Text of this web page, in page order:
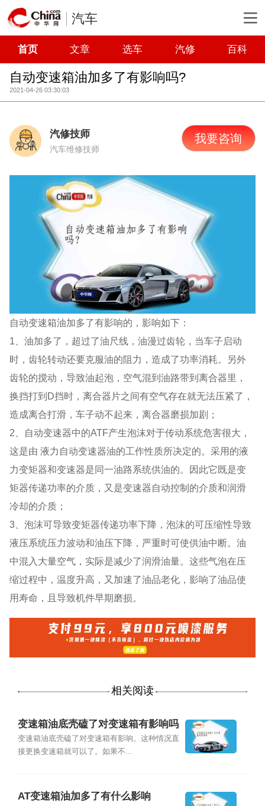
汽车
首页 文章 选车 汽修 百科
自动变速箱油加多了有影响吗?
2021-04-26 03:30:03
汽修技师
汽车维修技师
我要咨询
自动变速箱油加多了有影响的，影响如下：
1、油加多了，超过了油尺线，油漫过齿轮，当车子启动
时，齿轮转动还要克服油的阻力，造成了功率消耗。另外
齿轮的搅动，导致油起泡，空气混到油路带到离合器里，
换挡打到D挡时，离合器片之间有空气存在就无法压紧了，
造成离合打滑，车子动不起来，离合器磨损加剧；
2、自动变速器中的ATF产生泡沫对于传动系统危害很大，
这是由 液力自动变速器油的工作性质所决定的。采用的液
力变矩器和变速器是同一油路系统供油的。因此它既是变
矩器传递功率的介质，又是变速器自动控制的介质和润滑
冷却的介质；
3、泡沫可导致变矩器传递功率下降，泡沫的可压缩性导致
液压系统压力波动和油压下降，严重时可使供油中断。油
中混入大量空气，实际是减少了润滑油量。这些气泡在压
缩过程中，温度升高，又加速了油品老化，影响了油品使
用寿命，且导致机件早期磨损。
相关阅读
变速箱油底壳磕了对变速箱有影响吗
变速箱油底壳磕了对变速箱有影响。这种情况直
接更换变速箱就可以了。如果不...
AT变速箱油加多了有什么影响